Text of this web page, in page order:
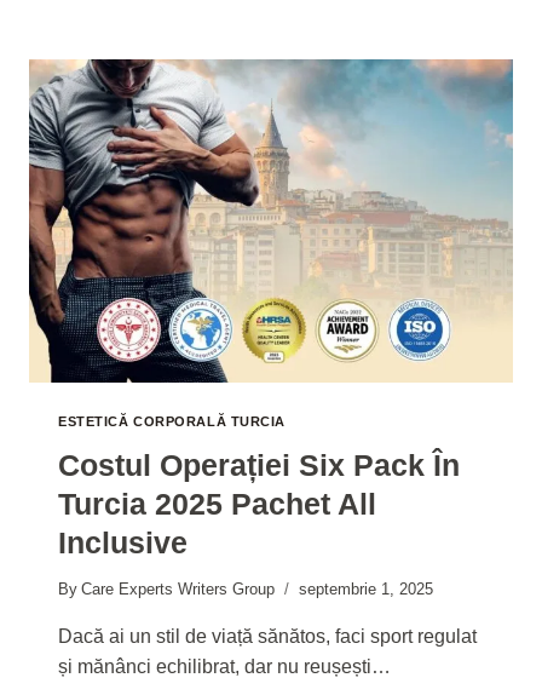
(BRAHIOPLASTIE)
COST
TURCIA
2025
ESTETICĂ CORPORALĂ TURCIA
Costul Operației Six Pack În
Turcia 2025 Pachet All
Inclusive
By Care Experts Writers Group septembrie 1, 2025
Dacă ai un stil de viață sănătos, faci sport regulat
și mănânci echilibrat, dar nu reușești…